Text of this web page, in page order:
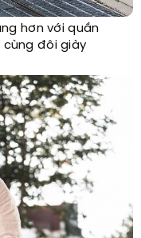
hơn với quần
cùng đôi giày